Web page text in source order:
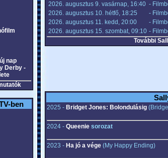
nap
Derby -
ben
2026. augusztus 9. vasárnap, 16:40 -
2026. augusztus 10. hétfő, 18:25
-
2026. augusztus 11. kedd, 20:00
-
2026. augusztus 15. szombat, 09:10 -
További
2025 - Bridget Jones: Bolondulásig
2024 - Queenie sorozat
2023 - Ha jó a vége(My Happy Ending)